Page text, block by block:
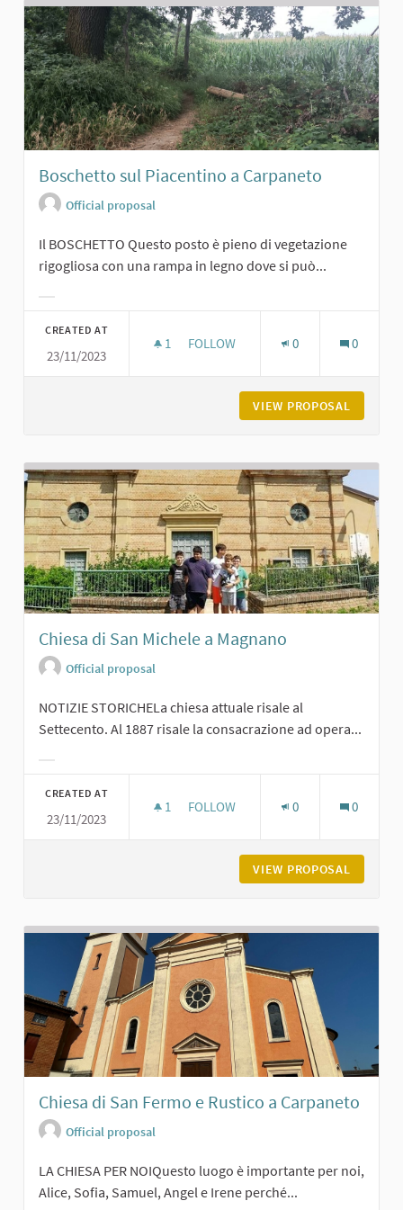
Boschetto sul Piacentino a Carpaneto
Official proposal
Il BOSCHETTO Questo posto è pieno di vegetazione
rigogliosa con una rampa in legno dove si può...
CREATED AT
23/11/2023
1 1 FOLLOWER
FOLLOW 0 0
VIEW PROPOSAL
Chiesa di San Michele a Magnano
Official proposal
NOTIZIE STORICHELa chiesa attuale risale al
Settecento. Al 1887 risale la consacrazione ad opera...
CREATED AT
23/11/2023
1 1 FOLLOWER
FOLLOW 0 0
VIEW PROPOSAL
Chiesa di San Fermo e Rustico a Carpaneto
Official proposal
LA CHIESA PER NOIQuesto luogo è importante per noi,
Alice, Sofia, Samuel, Angel e Irene perché...